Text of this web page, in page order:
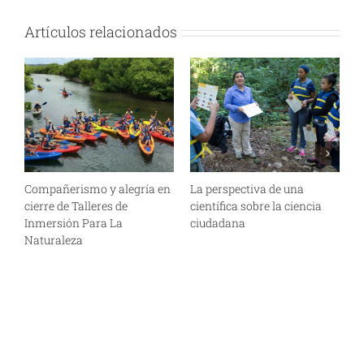
Artículos relacionados
Compañerismo y alegría en
cierre de Talleres de
Inmersión Para La
Naturaleza
La perspectiva de una
científica sobre la ciencia
ciudadana